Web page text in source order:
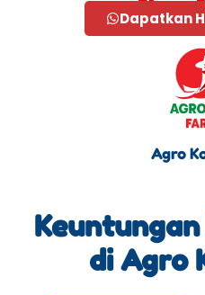
Dapatkan
Agro
di Agro